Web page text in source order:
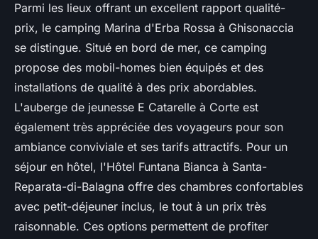
Parmi les lieux offrant un excellent rapport qualité-
prix, le camping Marina d'Erba Rossa à Ghisonaccia
se distingue. Situé en bord de mer, ce camping
propose des mobil-homes bien équipés et des
installations de qualité à des prix abordables.
L'auberge de jeunesse E Catarelle à Corte est
également très appréciée des voyageurs pour son
ambiance conviviale et ses tarifs attractifs. Pour un
séjour en hôtel, l'Hôtel Funtana Bianca à Santa-
Reparata-di-Balagna offre des chambres confortables
avec petit-déjeuner inclus, le tout à un prix très
raisonnable. Ces options permettent de profiter